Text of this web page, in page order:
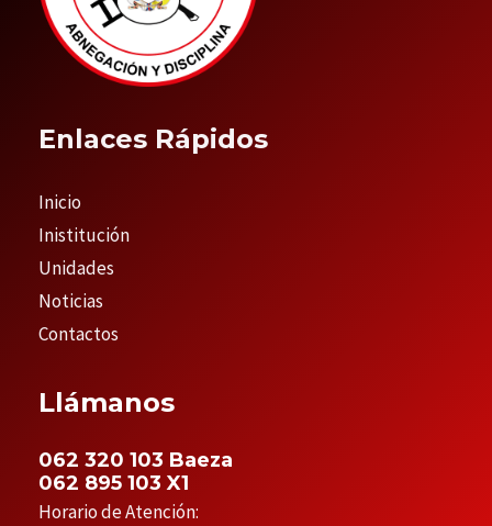
Enlaces Rápidos
Inicio
Inistitución
Unidades
Noticias
Contactos
Llámanos
062 320 103 Baeza
062 895 103 X1
Horario de Atención: